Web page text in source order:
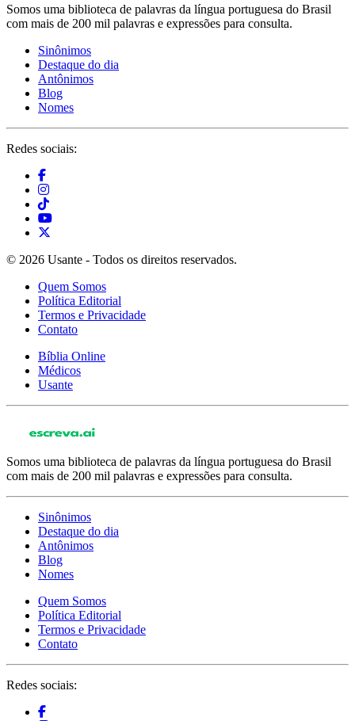
Somos uma biblioteca de palavras da língua portuguesa do Brasil
com mais de 200 mil palavras e expressões para consulta.
Sinônimos
Destaque do dia
Antônimos
Blog
Nomes
Redes sociais:
© 2026 Usante - Todos os direitos reservados.
Quem Somos
Política Editorial
Termos e Privacidade
Contato
Bíblia Online
Médicos
Usante
Somos uma biblioteca de palavras da língua portuguesa do Brasil
com mais de 200 mil palavras e expressões para consulta.
Sinônimos
Destaque do dia
Antônimos
Blog
Nomes
Quem Somos
Política Editorial
Termos e Privacidade
Contato
Redes sociais: